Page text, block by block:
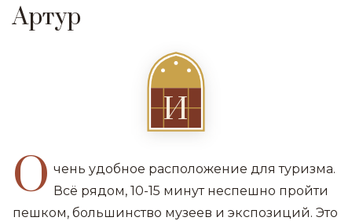
Артур
И
О чень удобное расположение для туризма.
Всё рядом, 10-15 минут неспешно пройти
пешком, большинство музеев и экспозиций. Это